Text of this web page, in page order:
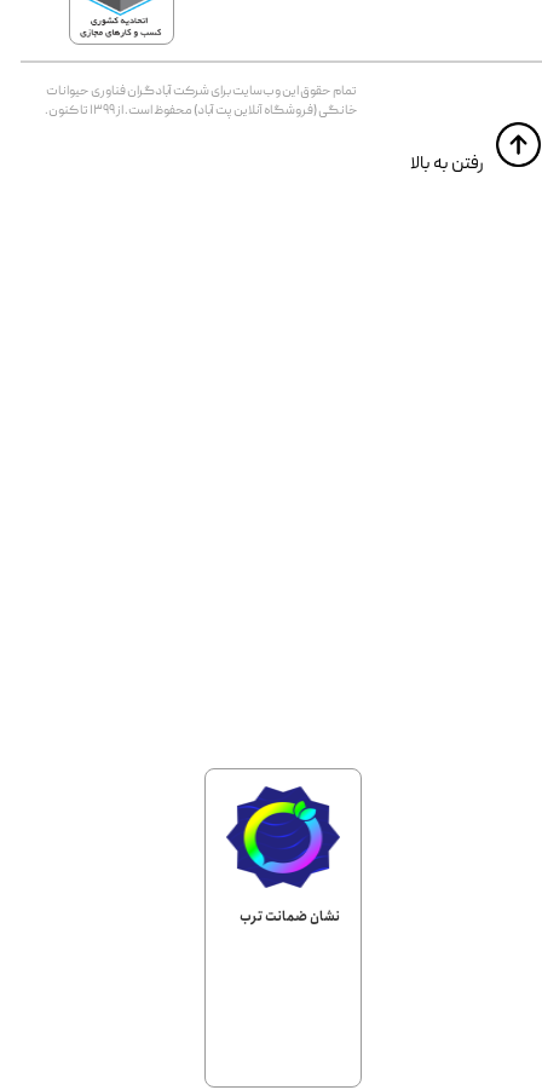
تمام حقوق اين وب‌سايت برای شرکت آبادگران فناوری حیوانات
خانگی (فروشگاه آنلاین پت آباد) محفوظ است. از ۱۳۹۹ تا کنون.
​​رفتن به بالا
نشان ضمانت ترب